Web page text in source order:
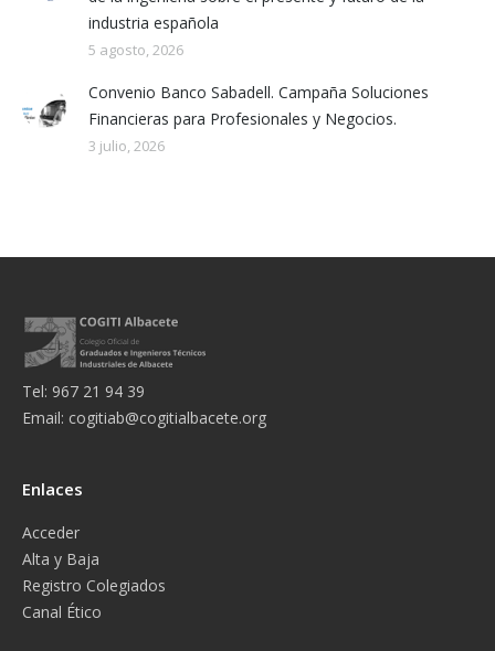
industria española
5 agosto, 2026
Convenio Banco Sabadell. Campaña Soluciones
Financieras para Profesionales y Negocios.
3 julio, 2026
Tel: 967 21 94 39
Email: cogitiab@cogitialbacete.org
Enlaces
Acceder
Alta y Baja
Registro Colegiados
Canal Ético